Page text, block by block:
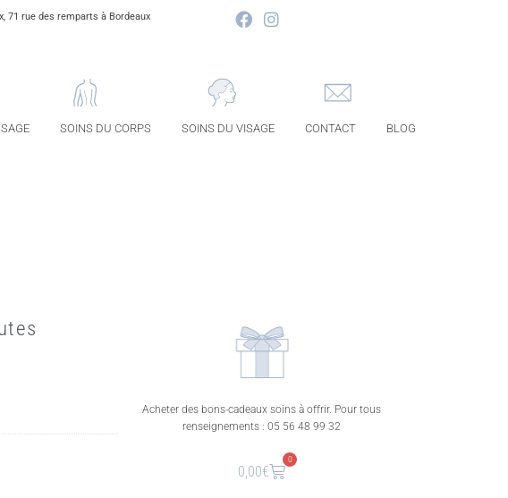
71 rue des remparts à Bordeaux
SOINS DU CORPS SOINS DU VISAGE CONTACT BLOG
Acheter des bons-cadeaux soins à offrir. Pour tous
renseignements : 05 56 48 99 32
0,00€
0